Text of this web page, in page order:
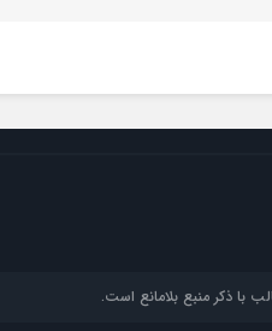
با ذکر منبع بلامانع است.